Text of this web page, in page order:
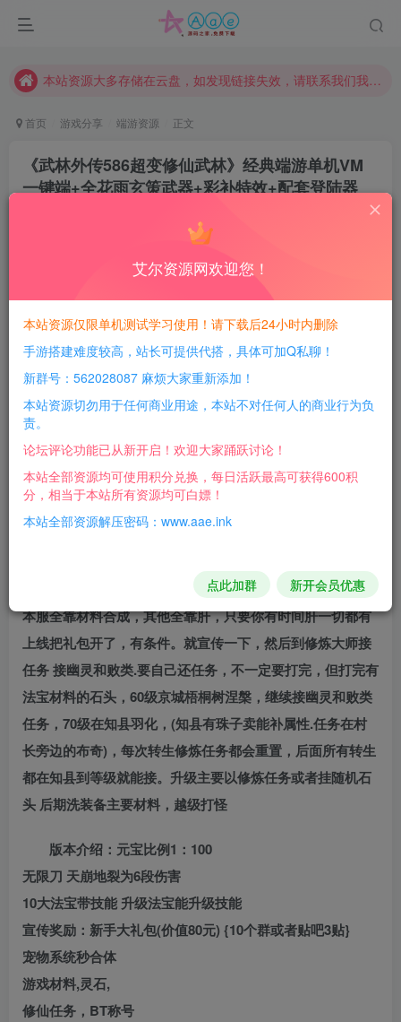
本网站的文章部分内容可能来源于网络，仅供大家学习与参考，如有侵权，请联系站长QQ466107887进行删除处理。
本站资源大多存储在云盘，如发现链接失效，请联系我们我们会第一时间更新。
请勿相信任何评论区广告！以免上当受骗！
本网站的文章部分内容可能来源于网络，仅供大家学习与参考，如有侵权，请联系站长QQ466107887进行删除处理。
首页 游戏分享 端游资源 正文
《武林外传586超变修仙武林》经典端游单机VM
一键端+全花雨玄策武器+彩补特效+配套登陆器
每日活跃最高可获得600积分！所有资源可以使用
积分免费兑换！
游戏介绍：
数据库密码：Revision84122232
数据库库名：Revision
虚拟机账号：root
本服全靠材料合成，其他全靠肝，只要你有时间肝一切都有
上线把礼包开了，有条件。就宣传一下，然后到修炼大师接
任务 接幽灵和败类.要自己还任务，不一定要打完，但打完有
法宝材料的石头，60级京城梧桐树涅槃，继续接幽灵和败类
任务，70级在知县羽化，(知县有珠子卖能补属性.任务在村
长旁边的布奇)，每次转生修炼任务都会重置，后面所有转生
都在知县到等级就能接。升级主要以修炼任务或者挂随机石
头 后期洗装备主要材料，越级打怪
版本介绍：元宝比例1：100
无限刀 天崩地裂为6段伤害
10大法宝带技能 升级法宝能升级技能
宣传奖励：新手大礼包(价值80元) {10个群或者贴吧3贴}
宠物系统秒合体
游戏材料,灵石,
修仙任务，BT称号
艾尔资源网欢迎您！
本站资源仅限单机测试学习使用！请下载后24小时内删除
手游搭建难度较高，站长可提供代搭，具体可加Q私聊！
新群号：562028087 麻烦大家重新添加！
本站资源切勿用于任何商业用途，本站不对任何人的商业行为负
责。
论坛评论功能已从新开启！欢迎大家踊跃讨论！
本站全部资源均可使用积分兑换，每日活跃最高可获得600积
分，相当于本站所有资源均可白嫖！
本站全部资源解压密码：www.aae.ink
点此加群 新开会员优惠